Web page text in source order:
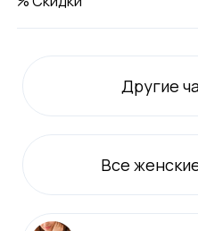
Другие
Все